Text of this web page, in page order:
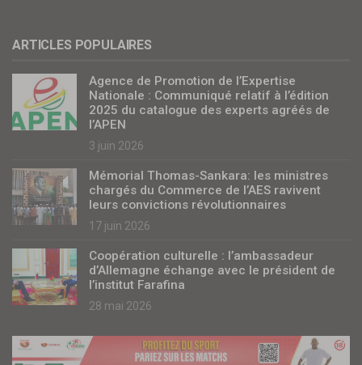
ARTICLES POPULAIRES
Agence de Promotion de l’Expertise
Nationale : Communiqué relatif à l’édition
2025 du catalogue des experts agréés de
l’APEN
3 juin 2026
Mémorial Thomas-Sankara: les ministres
chargés du Commerce de l’AES ravivent
leurs convictions révolutionnaires
17 juin 2026
Coopération culturelle : l’ambassadeur
d’Allemagne échange avec le président de
l’institut Farafina
28 mai 2026